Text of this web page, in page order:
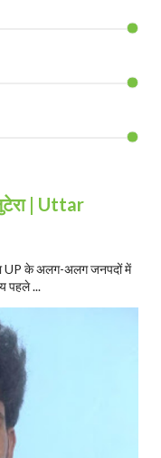
| Uttar
UP के अलग-अलग जनपदों में
पहले ...